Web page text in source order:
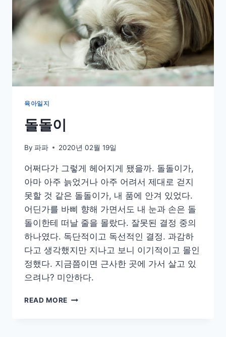
버
리
기
육아일지
돌돌이
By 파파 2020년 02월 19일
어쩌다가 그렇게 헤어지게 됐을까. 돌돌이가,
아마 아주 늙었거나 아주 어려서 제대로 걷지
못할 것 같은 돌돌이가, 내 품에 안겨 있었다.
어딘가를 바삐 향해 가면서도 내 눈과 손은 돌
돌이한테 떠날 줄을 몰랐다. 잘못된 결정 중의
하나였다. 독단적이고 독선적인 결정. 과감하
다고 생각했지만 지나고 보니 이기적이고 몰인
정했다. 지금쯤이면 근사한 곳에 가서 살고 있
으려나? 미안하다.
READ MORE